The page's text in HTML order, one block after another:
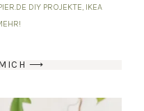
DIY PROJEKTE, IKEA
MICH ⟶